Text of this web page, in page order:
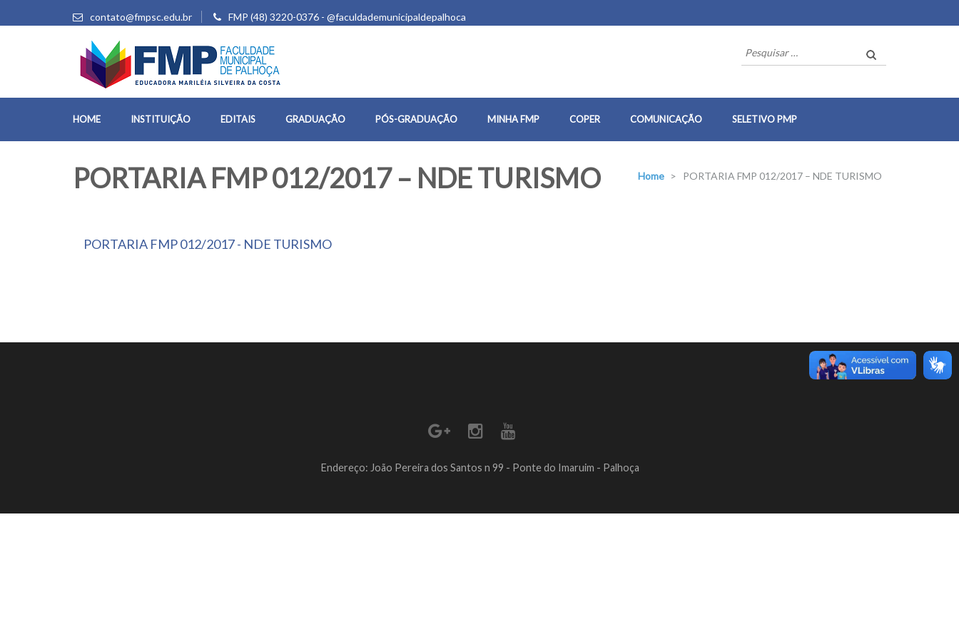
contato@fmpsc.edu.br FMP (48) 3220-0376 - @faculdademunicipaldepalhoca
Pesquisar
por:
HOME INSTITUIÇÃO EDITAIS GRADUAÇÃO PÓS-GRADUAÇÃO MINHA FMP COPER COMUNICAÇÃO SELETIVO PMP
PORTARIA FMP 012/2017 – NDE TURISMO Home > PORTARIA FMP 012/2017 – NDE TURISMO
PORTARIA FMP 012/2017 - NDE TURISMO
Endereço: João Pereira dos Santos n 99 - Ponte do Imaruim - Palhoça